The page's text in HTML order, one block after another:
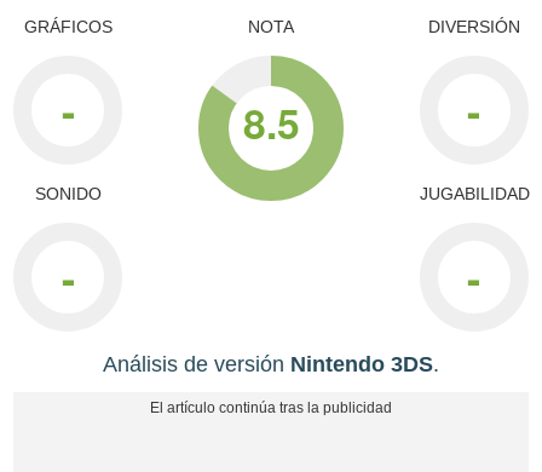
GRÁFICOS
-
SONIDO
-
NOTA
8.5
DIVERSIÓN
-
JUGABILIDAD
-
Análisis de versión Nintendo 3DS.